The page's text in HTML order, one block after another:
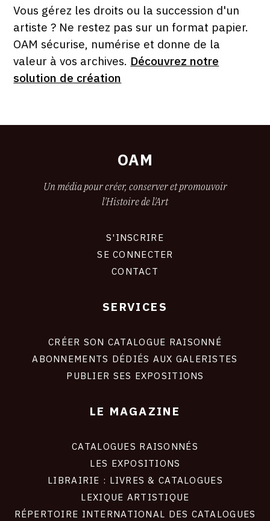
ÉTAT
Vous gérez les droits ou la succession d'un
artiste ? Ne restez pas sur un format papier.
OAM sécurise, numérise et donne de la
valeur à vos archives. Découvrez notre
solution de création
OAM
Un média pour créer, conserver et promouvoir
l'Histoire de l'Art
S'INSCRIRE
SE CONNECTER
CONTACT
SERVICES
CRÉER SON CATALOGUE RAISONNÉ
ABONNEMENTS DÉDIÉS AUX GALERISTES
PUBLIER SES EXPOSITIONS
LE MAGAZINE
CATALOGUES RAISONNÉS
LES EXPOSITIONS
LIBRAIRIE : LIVRES & CATALOGUES
LEXIQUE ARTISTIQUE
RÉPERTOIRE INTERNATIONAL DES CATALOGUES